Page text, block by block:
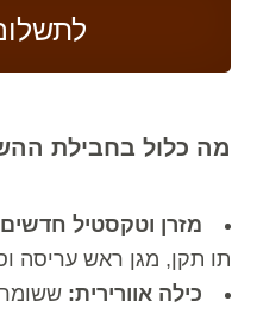
מה כלול בחבילת
מזרן וטקסטיל
תו תקן, מגן ראש עריסה
כילה אוורירית: